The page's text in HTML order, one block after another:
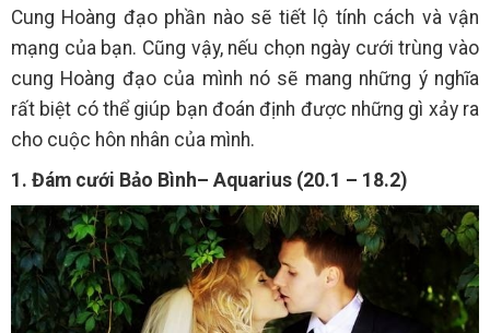
Cung Hoàng đạo phần nào sẽ tiết lộ tính cách và vận
mạng của bạn. Cũng vậy, nếu chọn ngày cưới trùng vào
cung Hoàng đạo của mình nó sẽ mang những ý nghĩa
rất biệt có thể giúp bạn đoán định được những gì xảy ra
cho cuộc hôn nhân của mình.
1. Đám cưới Bảo Bình– Aquarius (20.1 – 18.2)